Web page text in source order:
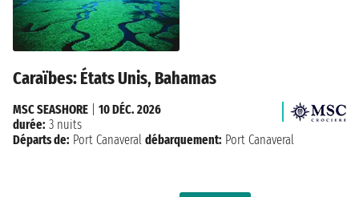
Caraïbes: États Unis, Bahamas
MSC SEASHORE
10 DÉC. 2026
durée: 3 nuits
Départs de: Port Canaveral débarquement: Port Canaveral